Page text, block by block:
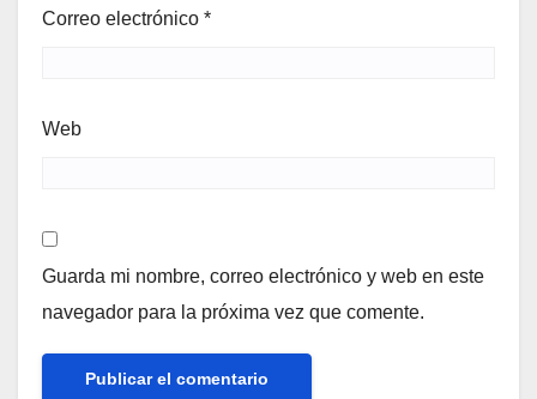
Correo electrónico *
Web
Guarda mi nombre, correo electrónico y web en este
navegador para la próxima vez que comente.